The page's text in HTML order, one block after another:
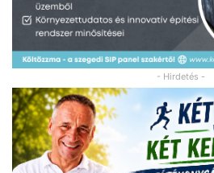
- Hirdetés -